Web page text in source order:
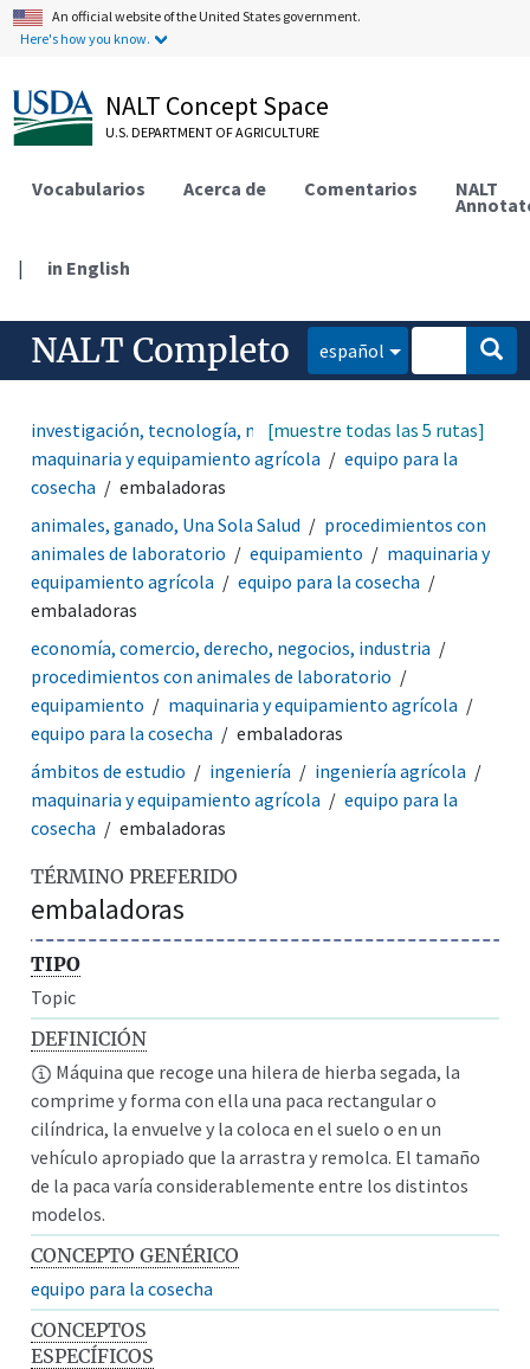
An official website of the United States government.
Here's how you know.
NALT Concept Space
U.S. DEPARTMENT OF AGRICULTURE
Vocabularios Acerca de Comentarios NALT
| in English
NALT Completo español
investigación, tecnología, métodos
equipamiento
maquinaria y equipamiento agrícola
equipo para la
cosecha
embaladoras
[muestre todas las 5 rutas]
animales, ganado, Una Sola Salud
procedimientos con
animales de laboratorio
equipamiento
maquinaria y
equipamiento agrícola
equipo para la cosecha
embaladoras
economía, comercio, derecho, negocios, industria
procedimientos con animales de laboratorio
equipamiento
maquinaria y equipamiento agrícola
equipo para la cosecha
embaladoras
ámbitos de estudio
ingeniería
ingeniería agrícola
maquinaria y equipamiento agrícola
equipo para la
cosecha
embaladoras
TÉRMINO PREFERIDO
embaladoras
TIPO
Topic
DEFINICIÓN
Máquina que recoge una hilera de hierba segada, la
comprime y forma con ella una paca rectangular o
cilíndrica, la envuelve y la coloca en el suelo o en un
vehículo apropiado que la arrastra y remolca. El tamaño
de la paca varía considerablemente entre los distintos
modelos.
CONCEPTO GENÉRICO
equipo para la cosecha
CONCEPTOS
ESPECÍFICOS